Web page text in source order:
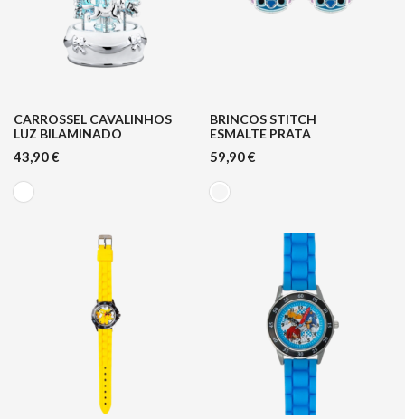
CARROSSEL CAVALINHOS
LUZ BILAMINADO
43,90€
BRINCOS STITCH
ESMALTE PRATA
59,90€